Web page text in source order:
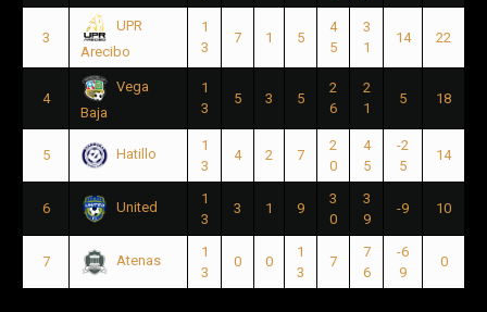
3
UPR
Arecibo
1
3
7 1 5
4
5
3
1
14 22
4
Vega
Baja
1
3
5 3 5
2
6
2
1
5 18
5 Hatillo
1
3
4 2 7
2
0
4
5
-2
5
14
6 United
1
3
3 1 9
3
0
3
9
-9 10
7 Atenas
1
3
0 0
1
3
7
7
6
-6
9
0